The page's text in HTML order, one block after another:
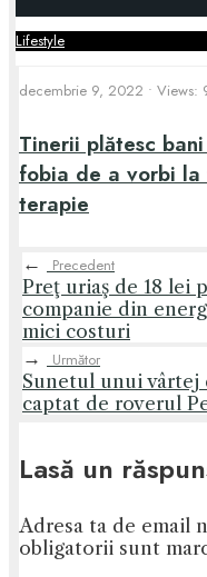
Lifestyle
decembrie 9, 2022 • Views:
Tinerii plătesc
fobia de a vorbi
terapie
← Precedent
Preţ uriaş de 18 lei
companie din
mici costuri
→
Următor
Sunetul unui vârtej
captat de roverul
Lasă un
Adresa ta de email
obligatorii sunt